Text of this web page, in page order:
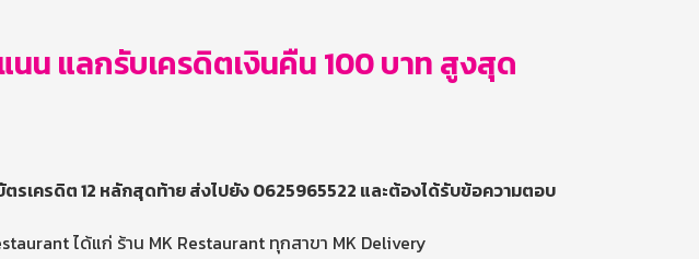
นน แลกรับเครดิตเงินคืน 100 บาท สูงสุด
รเครดิต 12 หลักสุดท้าย ส่งไปยัง 0625965522 และต้องได้รับข้อความตอบ
ได้แก่ ร้าน MK Restaurant ทุกสาขา MK Delivery